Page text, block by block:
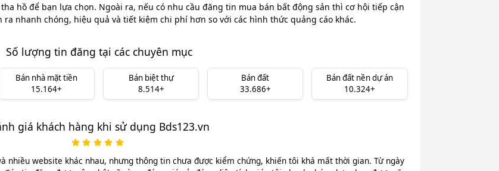
hồ để bạn lựa chọn. Ngoài ra, nếu có nhu cầu đăng tin mua bán bất động sản thì cơ hội tiếp cận
nhanh chóng, hiệu quả và tiết kiệm chi phí hơn so với các hình thức quảng cáo khác.
Số lượng tin đăng tại các chuyên mục
Bán nhà mặt tiền
15.164+
Bán biệt thự
8.514+
Bán đất
33.686+
Bán đất nền dự án
10.324+
giá khách hàng khi sử dụng Bds123.vn
nhiều website khác nhau, nhưng thông tin chưa được kiểm chứng, khiến tôi khá mất thời gian. Từ ngày